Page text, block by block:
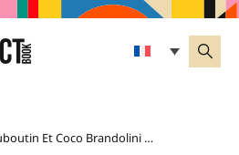
Christian Louboutin Et Coco Brandolini D’Adda : Une Collection Engagée